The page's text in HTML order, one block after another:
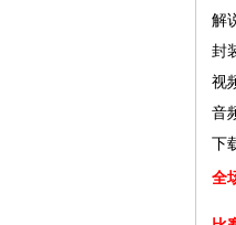
解
封
视
音
下
全